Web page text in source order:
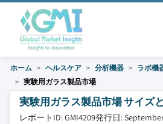
ホーム ヘルスケア 分析機器
ラボ機
実験用ガラス製品市場
実験用ガラス製品市場 サイズ
レポートID: GMI4209発行日: